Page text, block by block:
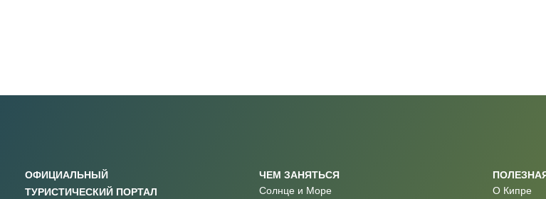
ОФИЦИАЛЬНЫЙ
ТУРИСТИЧЕСКИЙ ПОРТАЛ
ЧЕМ ЗАНЯТЬСЯ
Солнце и Море
О Кипре